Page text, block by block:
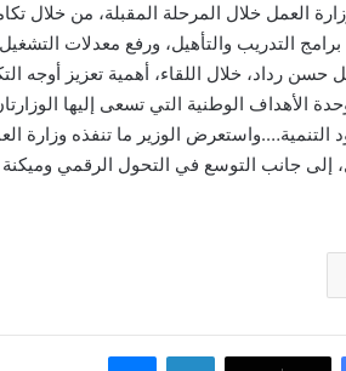
العمل خلال المرحلة المقبلة، من خلال
التدريب والتأهيل، ورفع معدلات
حسن رداد، خلال اللقاء، أهمية تعزيز أوجه
الأهداف الوطنية التي تسعى إليها
الوزير ما تنفذه وزارة
إلى جانب التوسع في التحول الرقمي
لينكدإن ماسنجر